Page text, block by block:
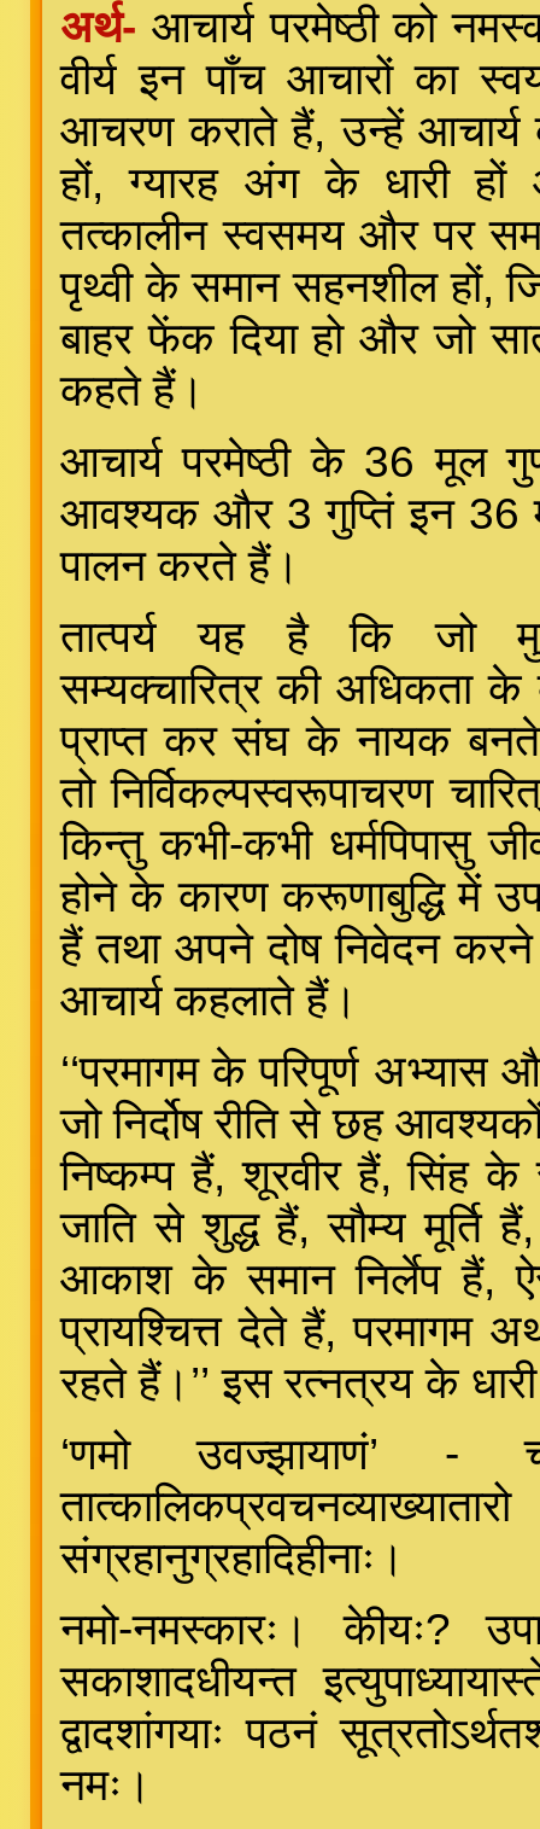
अर्थ- आचार्य परमेष्ठी को
वीर्य इन पाँच आचारों
आचरण कराते हैं, उन्हें आचार्य
हों, ग्यारह अंग के धारी हों
तत्कालीन स्वसमय और पर
पृथ्वी के समान सहनशील हों,
बाहर फेंक दिया हो और जो
कहते हैं।
आचार्य परमेष्ठी के 36 मूल
आवश्यक और 3 गुप्तिं इन 36
पालन करते हैं।
तात्पर्य यह है कि जो
सम्यक्चारित्र की अधिकता
प्राप्त कर संघ के नायक
तो निर्विकल्पस्वरूपाचरण
किन्तु कभी-कभी धर्मपिपासु
होने के कारण करूणाबुद्धि में
हैं तथा अपने दोष निवेदन
आचार्य कहलाते हैं।
‘‘परमागम के परिपूर्ण अभ्यास
जो निर्दोष रीति से छह
निष्कम्प हैं, शूरवीर हैं, सिंह
जाति से शुद्ध हैं, सौम्य मूर्ति
आकाश के समान निर्लेप हैं,
प्रायश्चित्त देते हैं, परमागम
रहते हैं।’’ इस रत्नत्रय के
‘णमो उवज्झायाणं’ -
संग्रहानुग्रहादिहीनाः।
नमो-नमस्कारः। केीयः?
सकाशादधीयन्त
द्वादशांगयाः पठनं
नमः।